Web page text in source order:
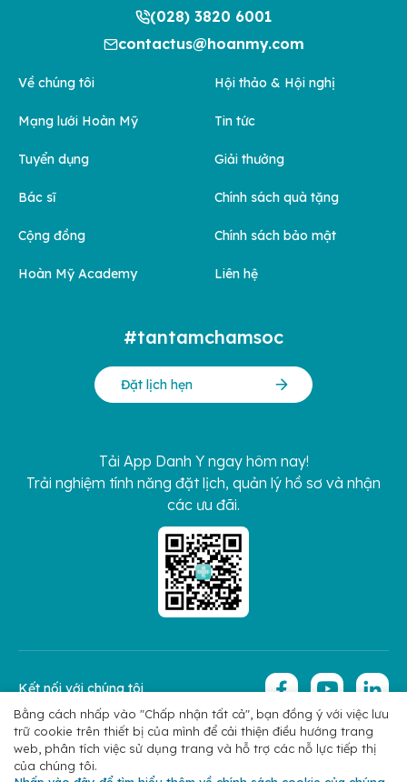
(028) 3820 6001
contactus@hoanmy.com
Về chúng tôi
Mạng lưới Hoàn Mỹ
Tuyển dụng
Bác sĩ
Cộng đồng
Hoàn Mỹ Academy
Hội thảo & Hội nghị
Tin tức
Giải thưởng
Chính sách quà tặng
Chính sách bảo mật
Liên hệ
#tantamchamsoc
Đặt lịch hẹn
Tải App Danh Y ngay hôm nay!
Trải nghiệm tính năng đặt lịch, quản lý hồ sơ và nhận
các ưu đãi.
Chính sách bảo mật Copyright 2026 © Hoan My Corporation
Kết nối với chúng tôi
Bằng cách nhấp vào "Chấp nhận tất cả", bạn đồng ý với việc lưu
trữ cookie trên thiết bị của mình để cải thiện điều hướng trang
web, phân tích việc sử dụng trang và hỗ trợ các nỗ lực tiếp thị
của chúng tôi.